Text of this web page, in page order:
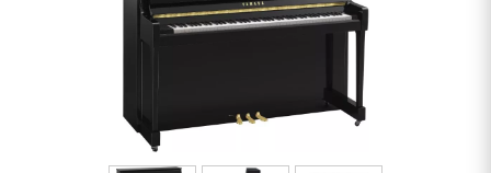
Home-studio
Microfoon